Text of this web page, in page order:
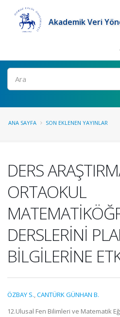
Akademik Veri
Ara
ANA SAYFA SON EKLENEN YAYINLAR
DERS
ORTAOKUL
DERSLERİNİ
BİLGİLERİNE
ÖZBAY S.,CANTÜRK GÜNHAN B.
12.Ulusal Fen Bilimleri ve Matematik